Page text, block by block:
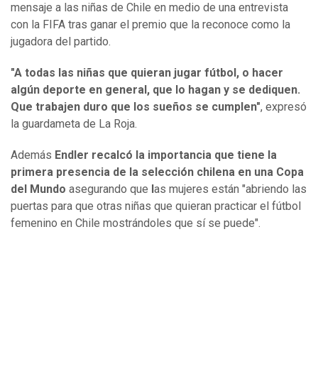
mensaje a las niñas de Chile en medio de una entrevista
con la FIFA tras ganar el premio que la reconoce como la
jugadora del partido.
"A todas las niñas que quieran jugar fútbol, o hacer
algún deporte en general, que lo hagan y se dediquen.
Que trabajen duro que los sueños se cumplen", expresó
la guardameta de La Roja.
Además Endler recalcó la importancia que tiene la
primera presencia de la selección chilena en una Copa
del Mundo asegurando que as mujeres están "abriendo las
puertas para que otras niñas que quieran practicar el fútbol
femenino en Chile mostrándoles que sí se puede".